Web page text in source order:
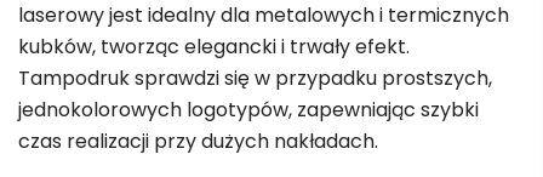
laserowy jest idealny dla metalowych i termicznych
kubków, tworząc elegancki i trwały efekt.
Tampodruk sprawdzi się w przypadku prostszych,
jednokolorowych logotypów, zapewniając szybki
czas realizacji przy dużych nakładach.